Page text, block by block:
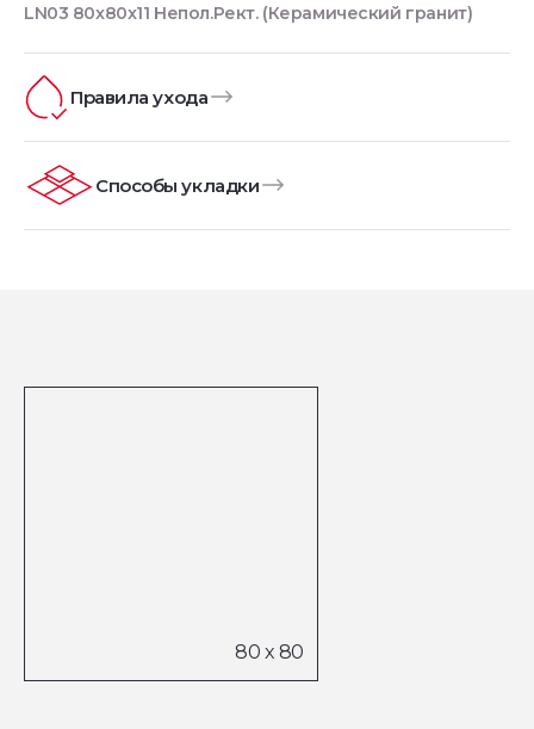
LN03 80x80x11 Непол.Рект. (Керамический гранит)
Правила ухода
Способы укладки